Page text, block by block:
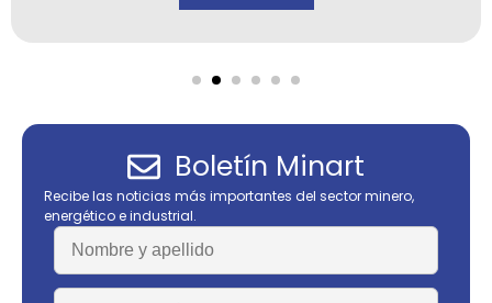
Boletín Minart
Recibe las noticias más importantes del sector minero,
energético e industrial.